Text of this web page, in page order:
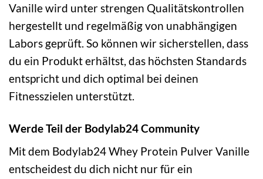
Vanille wird unter strengen Qualitätskontrollen
hergestellt und regelmäßig von unabhängigen
Labors geprüft. So können wir sicherstellen, dass
du ein Produkt erhältst, das höchsten Standards
entspricht und dich optimal bei deinen
Fitnesszielen unterstützt.
Werde Teil der Bodylab24 Community
Mit dem Bodylab24 Whey Protein Pulver Vanille
entscheidest du dich nicht nur für ein